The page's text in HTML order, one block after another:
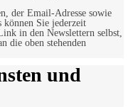
der Email-Adresse sowie
können Sie jederzeit
in den Newslettern selbst,
die oben stehenden
und